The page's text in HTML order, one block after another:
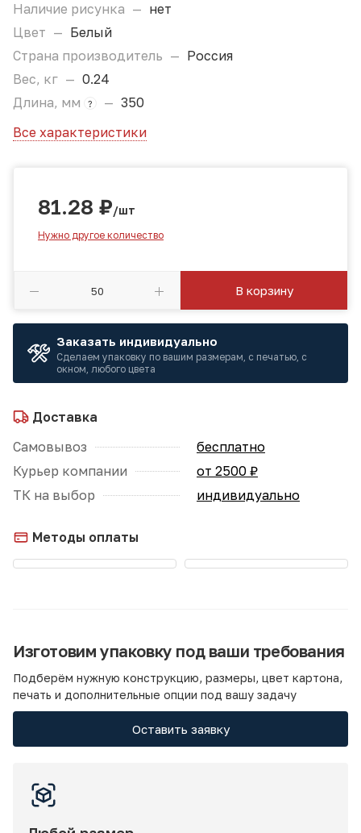
Наличие рисунка — нет
Цвет — Белый
Страна производитель — Россия
Вес, кг — 0.24
Длина, мм
? — 350
Все характеристики
81.28 ₽/шт
Нужно другое количество
В корзину
Заказать индивидуально
Сделаем упаковку по вашим размерам, с печатью, с
окном, любого цвета
Доставка
Самовывоз
бесплатно
Курьер компании
от 2500 ₽
ТК на выбор
индивидуально
Методы оплаты
Изготовим упаковку под ваши требования
Подберём нужную конструкцию, размеры, цвет картона,
печать и дополнительные опции под вашу задачу
Оставить заявку